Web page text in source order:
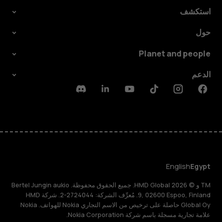
استكشف
حول
Planet and people
الدعم
Facebook
Instagram
Tiktok
Youtube
Linkedin
Discord
Egypt
English
TM و © 2026 HMD Global. جميع الحقوق محفوظة. Bertel Jungin aukio
9, 02600 Espoo, Finland. مُعرِّف الشركة: 2724044-2. شركة HMD
Global Oy حاصلة على ترخيص من الاسم التجاري Nokia للهواتف. Nokia
علامة تجارية مسجلة باسم شركة Nokia Corporation.